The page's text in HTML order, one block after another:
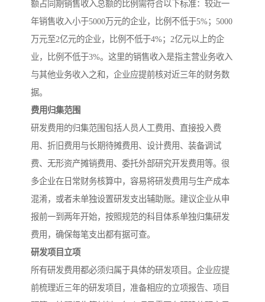
额占同期销售收入总额的比例需符合以下标准：较近一
年销售收入小于5000万元的企业，比例不低于5%；5000
万元至2亿元的企业，比例不低于4%；2亿元以上的企
业，比例不低于3%。这里的销售收入是指主营业务收入
与其他业务收入之和，企业应提前核对近三年的财务数
据。
费用归集范围
研发费用的归集范围包括人员人工费用、直接投入费
用、折旧费用与长期待摊费用、设计费用、装备调试
费、无形资产摊销费用、委托外部研究开发费用等。很
多企业在日常财务核算中，容易将研发费用与生产成本
混淆，或者未单独设置研发支出辅助账。建议企业从申
报前一到两年开始，按照规范的科目体系单独归集研发
费用，确保每笔支出都有据可查。
研发项目立项
所有研发费用都必须归属于具体的研发项目。企业应提
前梳理近三年的研发项目，准备相应的立项报告、项目